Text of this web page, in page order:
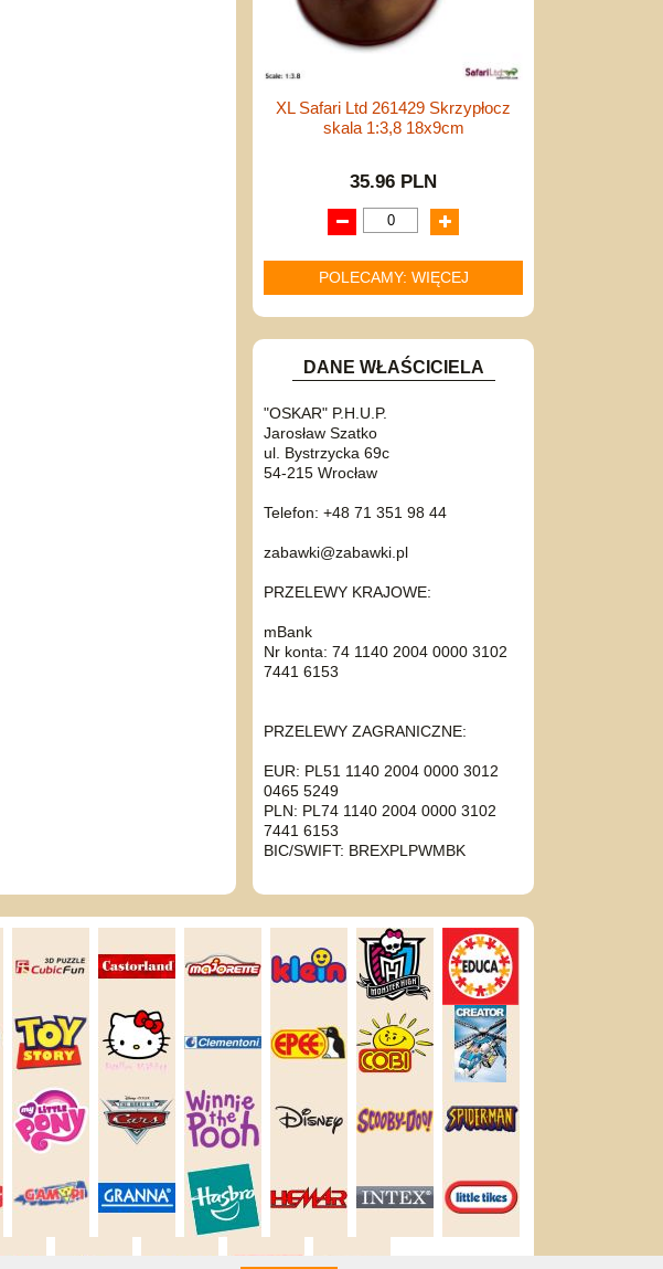
XL Safari Ltd 261429 Skrzypłocz
skala 1:3,8 18x9cm
35.96 PLN
POLECAMY: WIĘCEJ
DANE WŁAŚCICIELA
"OSKAR" P.H.U.P.
Jarosław Szatko
ul. Bystrzycka 69c
54-215 Wrocław
Telefon: +48 71 351 98 44
zabawki@zabawki.pl
PRZELEWY KRAJOWE:
mBank
Nr konta: 74 1140 2004 0000 3102
7441 6153
PRZELEWY ZAGRANICZNE:
EUR: PL51 1140 2004 0000 3012
0465 5249
PLN: PL74 1140 2004 0000 3102
7441 6153
BIC/SWIFT: BREXPLPWMBK